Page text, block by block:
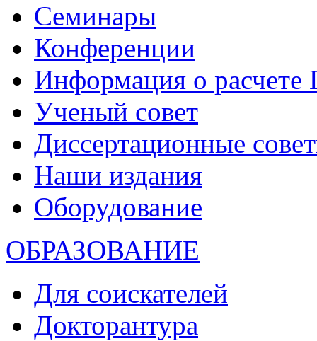
Семинары
Конференции
Информация о
Ученый совет
Диссертационные
Наши издания
Оборудование
ОБРАЗОВАНИЕ
Для соискателей
Докторантура